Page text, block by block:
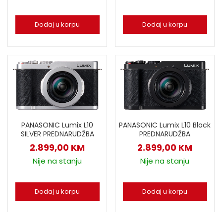
Dodaj u korpu Dodaj u korpu
PANASONIC Lumix L10
SILVER PREDNARUDŽBA
2.899,00 KM
Nije na stanju
Dodaj u korpu
PANASONIC Lumix L10 Black
PREDNARUDŽBA
2.899,00 KM
Nije na stanju
Dodaj u korpu